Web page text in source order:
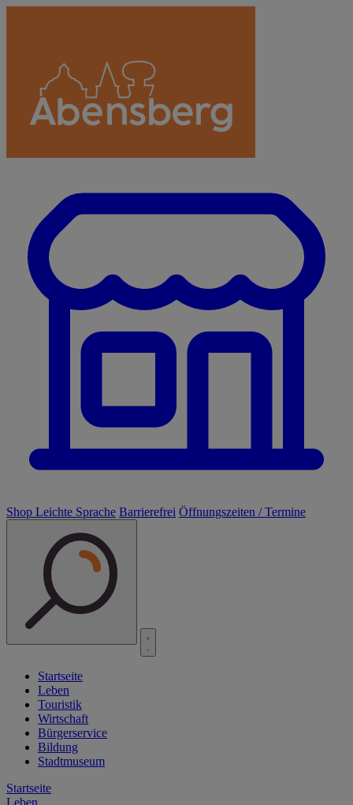
Shop Leichte Sprache Barrierefrei Öffnungszeiten / Termine
Startseite
Leben
Touristik
Wirtschaft
Bürgerservice
Bildung
Stadtmuseum
Startseite
Leben